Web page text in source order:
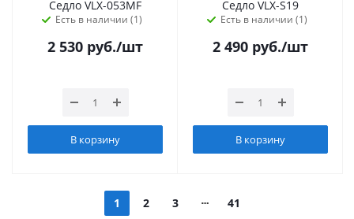
Седло VLX-053MF
Есть в наличии (1)
2 530 руб./шт
В корзину
Седло VLX-S19
Есть в наличии (1)
2 490 руб./шт
В корзину
1 2 3 41